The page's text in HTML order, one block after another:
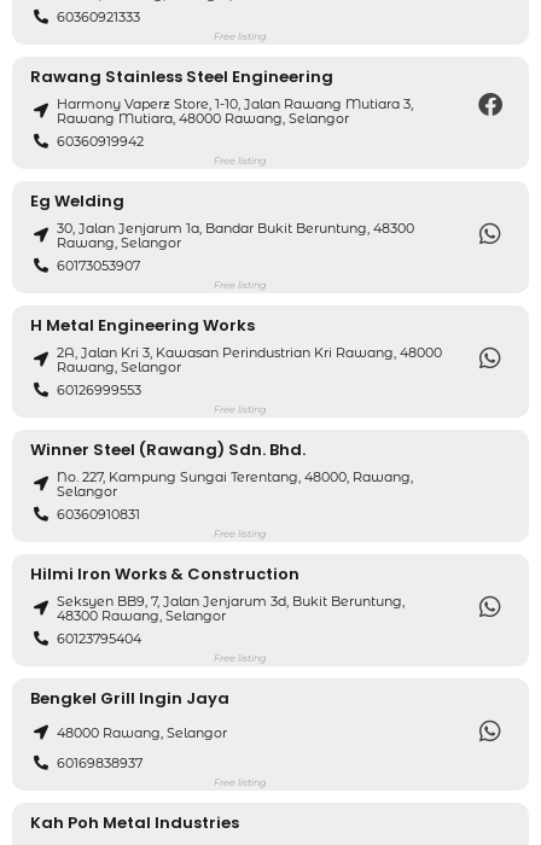
60360921333
Free listing
Rawang Stainless Steel Engineering
Harmony Vaperz Store, 1-10, Jalan Rawang Mutiara 3,
Rawang Mutiara, 48000 Rawang, Selangor
60360919942
Free listing
Eg Welding
30, Jalan Jenjarum 1a, Bandar Bukit Beruntung, 48300
Rawang, Selangor
60173053907
Free listing
H Metal Engineering Works
2A, Jalan Kri 3, Kawasan Perindustrian Kri Rawang, 48000
Rawang, Selangor
60126999553
Free listing
Winner Steel (Rawang) Sdn. Bhd.
No. 227, Kampung Sungai Terentang, 48000, Rawang,
Selangor
60360910831
Free listing
Hilmi Iron Works & Construction
Seksyen BB9, 7, Jalan Jenjarum 3d, Bukit Beruntung,
48300 Rawang, Selangor
60123795404
Free listing
Bengkel Grill Ingin Jaya
48000 Rawang, Selangor
60169838937
Free listing
Kah Poh Metal Industries